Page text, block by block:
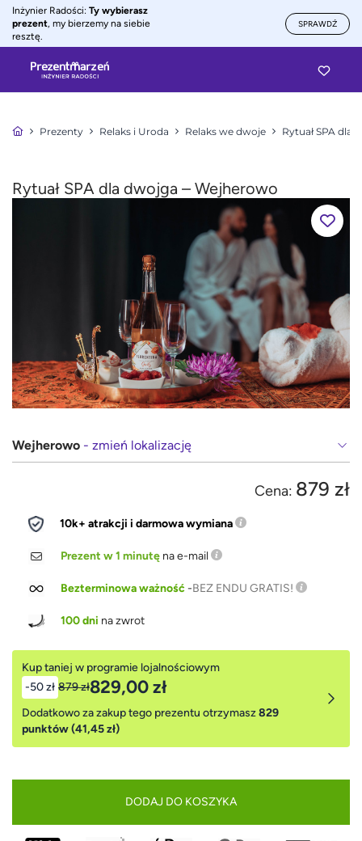
Inżynier Radości: Ty wybierasz
prezent, my bierzemy na siebie
resztę.
SPRAWDŹ
Prezenty Relaks i Uroda Relaks we dwoje Rytuał SPA dla
Rytuał SPA dla dwojga – Wejherowo
Wejherowo - zmień lokalizację
Cena: 879 zł
10k+ atrakcji i darmowa wymiana
Prezent w 1 minutę na e-mail
Bezterminowa ważność-BEZ ENDU GRATIS!
100 dni na zwrot
Kup taniej w programie lojalnościowym
-50 zł 879 zł829,00 zł
Dodatkowo za zakup tego prezentu otrzymasz829
punktów (41,45 zł)
DODAJ DO KOSZYKA